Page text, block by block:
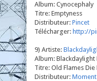
Album: Cynocephaly
Titre: Emptyness
Distributeur: Pincet
Télécharger: http://
9) Artiste:
Album: Blackdaylight
Titre: Old Flames Die
Distributeur: Moment